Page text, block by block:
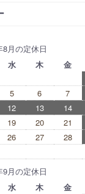
8月の定休日
水 木 金
5 6
7
12 13
14
19 20
21
26 27
28
9月の定休日
水 木
金